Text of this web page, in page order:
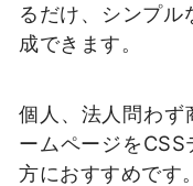
るだけ、シンプ
成できます。
個人、法人問わず
ームページを
方におすすめです。